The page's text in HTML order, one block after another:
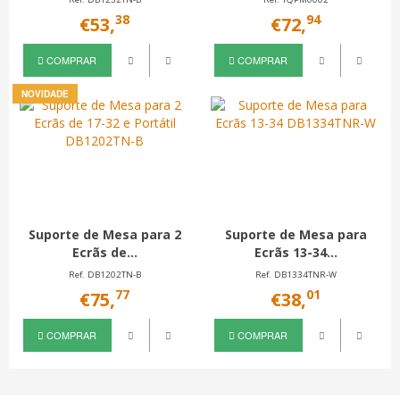
€53,38
COMPRAR
€72,94
COMPRAR
NOVIDADE
Suporte de Mesa para 2
Ecrãs de...
Ref. DB1202TN-B
€75,77
COMPRAR
Suporte de Mesa para
Ecrãs 13-34...
Ref. DB1334TNR-W
€38,01
COMPRAR